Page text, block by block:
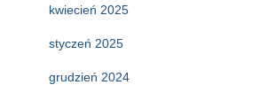
kwiecień 2025
styczeń 2025
grudzień 2024